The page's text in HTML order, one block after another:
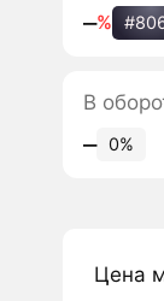
‒%
В
‒ 0%
Цена